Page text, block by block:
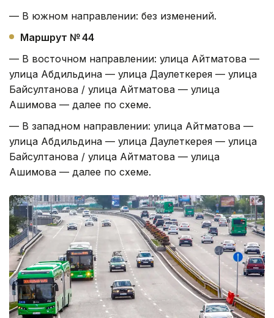
— В южном направлении: без изменений.
Маршрут № 44
— В восточном направлении: улица Айтматова —
улица Абдильдина — улица Даулеткерея — улица
Байсултанова / улица Айтматова — улица
Ашимова — далее по схеме.
— В западном направлении: улица Айтматова —
улица Абдильдина — улица Даулеткерея — улица
Байсултанова / улица Айтматова — улица
Ашимова — далее по схеме.